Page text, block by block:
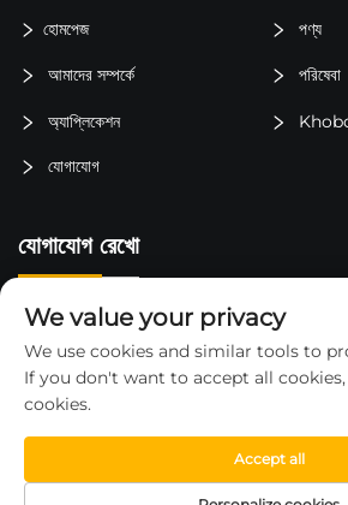
হোমপেজ পণ্য
আমাদের সম্পর্কে পরিষেবা
অ্যাপ্লিকেশন
যোগাযোগ
যোগাযোগ রেখো
চীন, জিয়াংসু প্রদেশ, তাইজৌ শহর, লুকিয়াও জেলা,
15325652000
[email protected]
We value your privacy
We use cookies and similar tools to
If you don't want to accept all
cookies.
Accept all